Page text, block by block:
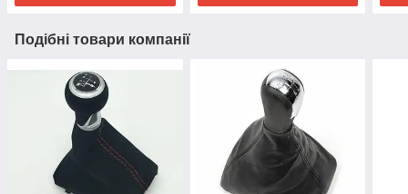
Подібні товари компанії